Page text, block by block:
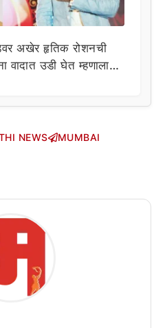
अखेर हृतिक रोशनची
वादात उडी घेत म्हणाला…
NEWS
MUMBAI